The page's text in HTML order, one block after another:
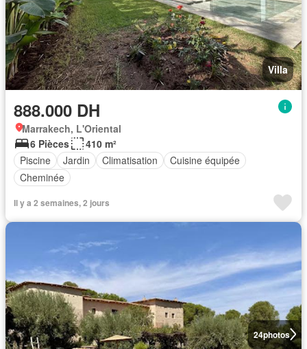
Villa
888.000 DH
Marrakech, L'Oriental
6 Pièces
410 m²
Piscine
Jardin Climatisation
Cuisine équipée
Cheminée
Il y a 2 semaines, 2 jours
24photos